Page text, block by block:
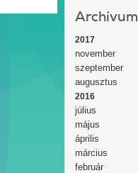
Archívum
2017
november
szeptember
augusztus
2016
július
május
április
március
február